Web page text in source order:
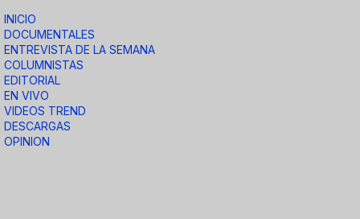
INICIO
DOCUMENTALES
ENTREVISTA DE LA SEMANA
COLUMNISTAS
EDITORIAL
EN VIVO
VIDEOS TREND
DESCARGAS
OPINION